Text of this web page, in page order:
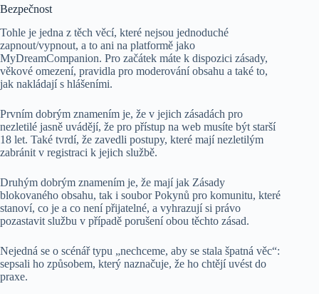
Bezpečnost
Tohle je jedna z těch věcí, které nejsou jednoduché
zapnout/vypnout, a to ani na platformě jako
MyDreamCompanion. Pro začátek máte k dispozici zásady,
věkové omezení, pravidla pro moderování obsahu a také to,
jak nakládají s hlášeními.
Prvním dobrým znamením je, že v jejich zásadách pro
nezletilé jasně uvádějí, že pro přístup na web musíte být starší
18 let. Také tvrdí, že zavedli postupy, které mají nezletilým
zabránit v registraci k jejich službě.
Druhým dobrým znamením je, že mají jak Zásady
blokovaného obsahu, tak i soubor Pokynů pro komunitu, které
stanoví, co je a co není přijatelné, a vyhrazují si právo
pozastavit službu v případě porušení obou těchto zásad.
Nejedná se o scénář typu „nechceme, aby se stala špatná věc“:
sepsali ho způsobem, který naznačuje, že ho chtějí uvést do
praxe.